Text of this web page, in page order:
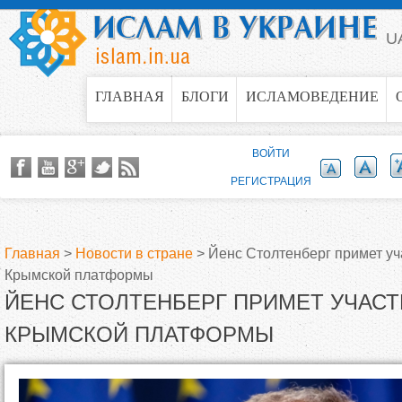
Jump to navigation
ГЛАВНАЯ БЛОГИ ИСЛАМОВЕДЕНИЕ
В
ы
з
Главная > Новости в стране > Йенс Столтенберг примет
Крымской платформы
ЙЕНС СТОЛТЕНБЕРГ ПРИМЕТ
КРЫМСКОЙ ПЛАТФОРМЫ
ВОЙТИ
РЕГИСТРАЦИЯ